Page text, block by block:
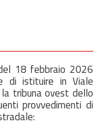
18 febbraio 2026
di istituire in Viale
tribuna ovest dello
provvedimenti di